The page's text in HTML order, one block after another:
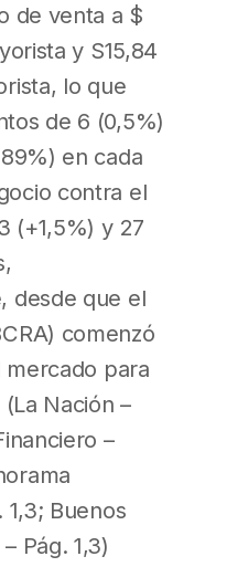
de venta a $
y S15,84
lo que
de 6 (0,5%)
en cada
contra el
(+1,5%) y 27
desde que el
comenzó
para
Nación –
–
1,3; Buenos
Pág. 1,3)